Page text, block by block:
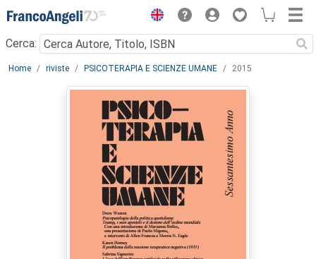
Menu
Cerca:
Main content
Home riviste PSICOTERAPIA E SCIENZE UMANE 2015